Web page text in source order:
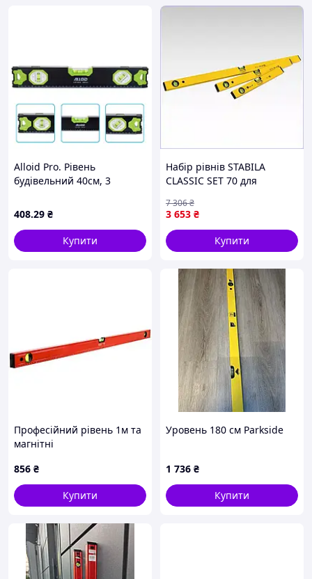
Alloid Pro. Рівень
будівельний 40см, 3
(00000062779)
408.29 ₴
Купити
Набір рівнів STABILA
CLASSIC SET 70 для
та ремонті з
бульбашковими камерами
3 653 ₴
7 306₴
Купити
Професійний рівень 1м та
магнітні
856 ₴
Купити
Уровень 180 см Parkside
1 736 ₴
Купити